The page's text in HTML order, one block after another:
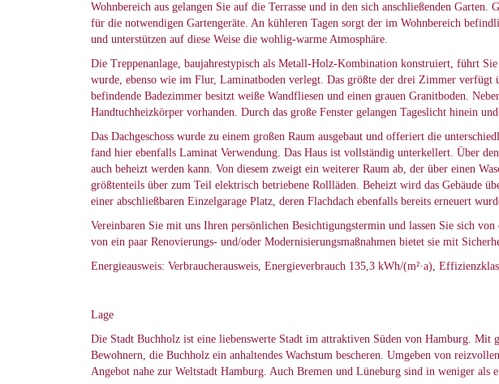
Wohnbereich aus gelangen Sie auf die Terrasse und in den sich anschließenden
für die notwendigen Gartengeräte. An kühleren Tagen sorgt der im Wohnbereich
und unterstützen auf diese Weise die wohlig-warme Atmosphäre.
Die Treppenanlage, baujahrestypisch als Metall-Holz-Kombination konstruiert, führt
wurde, ebenso wie im Flur, Laminatboden verlegt. Das größte der drei Zimmer
befindende Badezimmer besitzt weiße Wandfliesen und einen grauen Granitboden.
Handtuchheizkörper vorhanden. Durch das große Fenster gelangen Tageslicht hinein
Das Dachgeschoss wurde zu einem großen Raum ausgebaut und offeriert die
fand hier ebenfalls Laminat Verwendung. Das Haus ist vollständig unterkellert. Über
auch beheizt werden kann. Von diesem zweigt ein weiterer Raum ab, der über einen
größtenteils über zum Teil elektrisch betriebene Rollläden. Beheizt wird das Gebäude
einer abschließbaren Einzelgarage Platz, deren Flachdach ebenfalls bereits erneuert
Vereinbaren Sie mit uns Ihren persönlichen Besichtigungstermin und lassen Sie sich
von ein paar Renovierungs- und/oder Modernisierungsmaßnahmen bietet sie mit
Energieausweis: Verbraucherausweis, Energieverbrauch 135,3 kWh/(m²·a),
Lage
Die Stadt Buchholz ist eine liebenswerte Stadt im attraktiven Süden von Hamburg.
Bewohnern, die Buchholz ein anhaltendes Wachstum bescheren. Umgeben von
Angebot nahe zur Weltstadt Hamburg. Auch Bremen und Lüneburg sind in weniger als